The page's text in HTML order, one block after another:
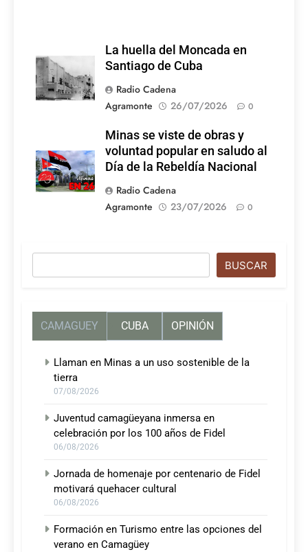
La huella del Moncada en
Santiago de Cuba
Radio Cadena
Agramonte
26/07/2026 0
Minas se viste de obras y
voluntad popular en saludo al
Día de la Rebeldía Nacional
Radio Cadena
Agramonte
23/07/2026 0
BUSCAR
CAMAGUEY CUBA OPINIÓN
Llaman en Minas a un uso sostenible de la
tierra
07/08/2026
Juventud camagüeyana inmersa en
celebración por los 100 años de Fidel
06/08/2026
Jornada de homenaje por centenario de Fidel
motivará quehacer cultural
06/08/2026
Formación en Turismo entre las opciones del
verano en Camagüey